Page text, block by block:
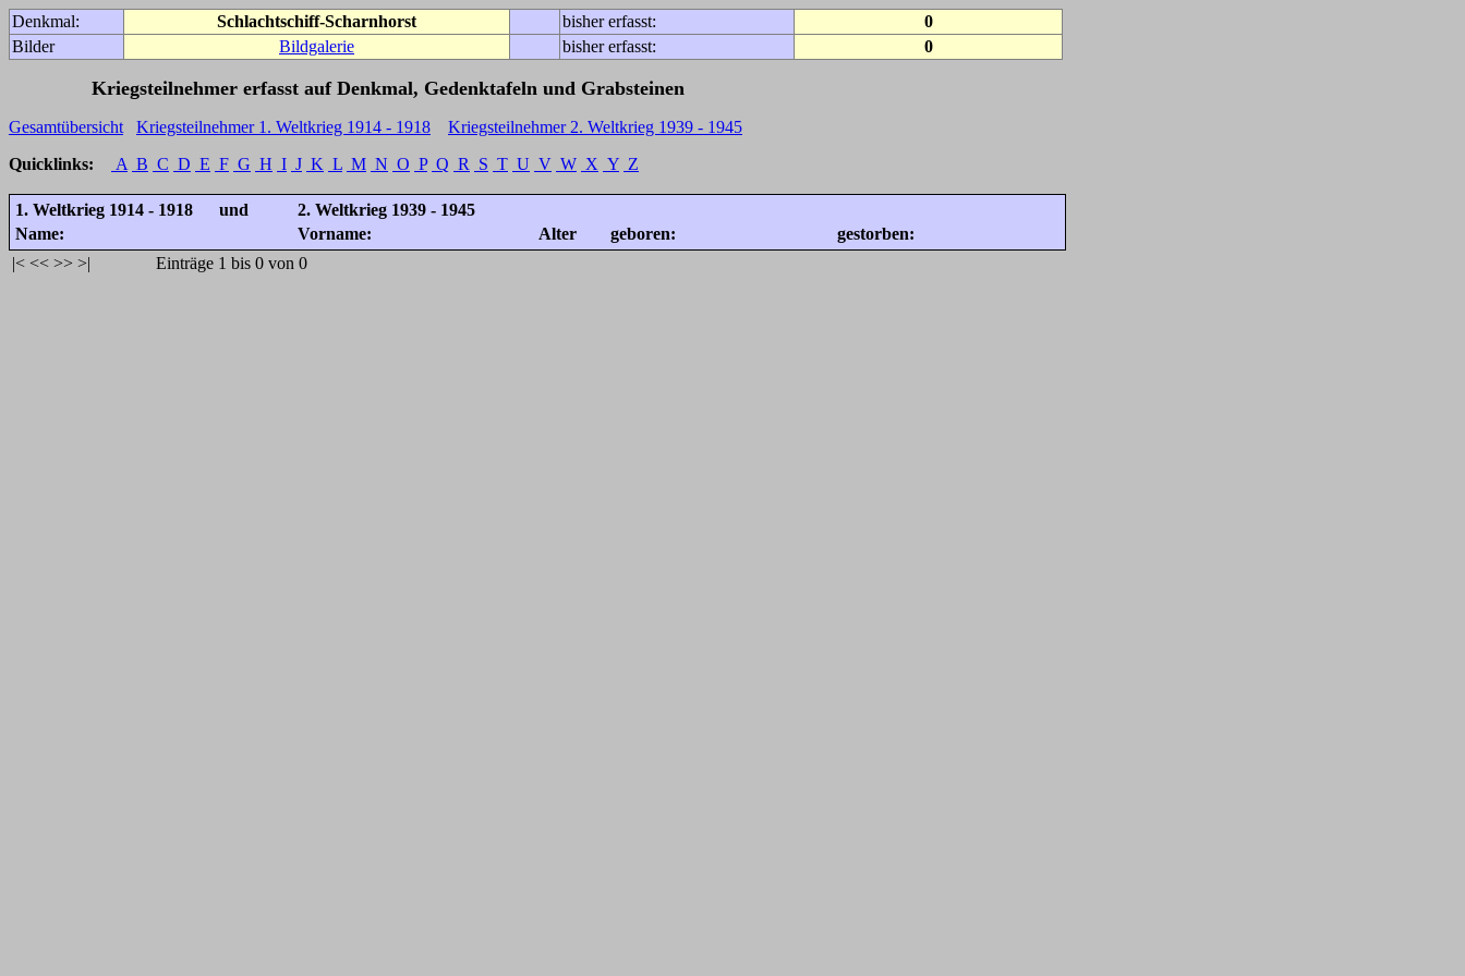
Denkmal: Schlachtschiff-Scharnhorst bisher erfasst:
0
Bilder
Bildgalerie bisher erfasst: 0
Kriegsteilnehmer erfasst auf Denkmal, Gedenktafeln und Grabsteinen
Gesamtübersicht Kriegsteilnehmer 1. Weltkrieg 1914 - 1918
Kriegsteilnehmer 2. Weltkrieg 1939 - 1945
Quicklinks:
A B C D E F G H I J K L M N O P Q R S T U V W X Y Z
1. Weltkrieg 1914 - 1918 und
2. Weltkrieg 1939 - 1945
Name:
Vorname: Alter geboren:
gestorben:
|< << >> >| Einträge 1 bis 0 von 0